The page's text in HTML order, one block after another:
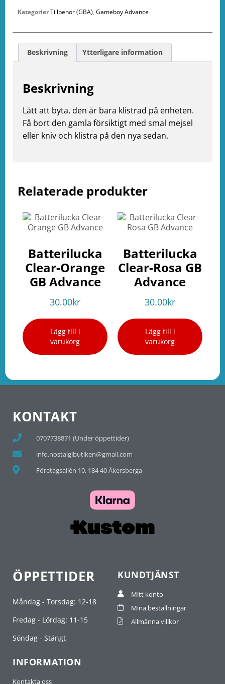
Relaterade produkter
Batterilucka
Clear-Orange
GB Advance
30.00kr
Lägg till i
varukorg
Batterilucka
Clear-Rosa GB
Advance
30.00kr
Lägg till i
varukorg
KategorierTillbehör (GBA), Gameboy Advance
Beskrivning Ytterligare information
Beskrivning
Lätt att byta, den är bara klistrad på enheten.
Få bort den gamla försiktigt med smal mejsel
eller kniv och klistra på den nya sedan.
KONTAKT
0707738871 (Under öppettider)
info.nostalgibutiken@gmail.com
Företagsallén 10, 184 40 Åkersberga
ÖPPETTIDER
Måndag - Torsdag: 12-18
Fredag - Lördag: 11-15
Söndag - Stängt
KUNDTJÄNST
Mitt konto
Mina beställningar
Allmänna villkor
INFORMATION
Kontakta oss